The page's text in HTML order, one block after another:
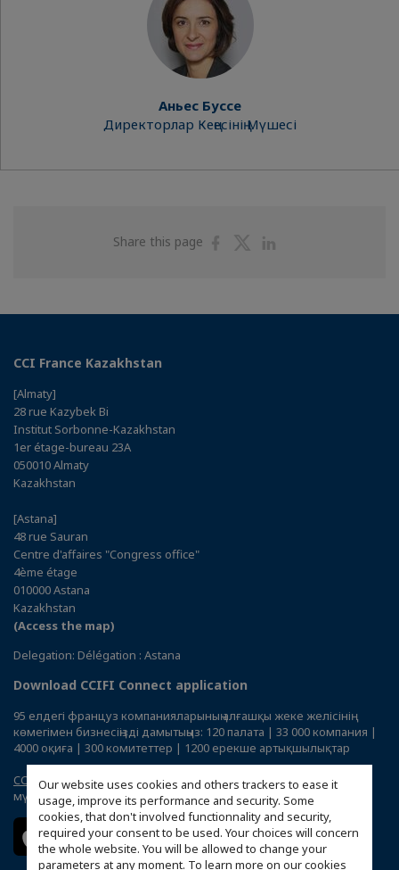
Our website uses cookies and others trackers to ease it
usage, improve its performance and security. Some
cookies, that don't involved functionnality and security,
required your consent to be used. Your choices will concern
the whole website. You will be allowed to change your
parameters at any moment. To learn more on our cookies
Аньес Буссе
Директорлар Кеңесінің Мүшесі
Share this page
ShareShare
CCI France Kazakhstan
[Almaty]
28 rue Kazybek Bi
Institut Sorbonne-Kazakhstan
1er étage-bureau 23A
050010 Almaty
Kazakhstan
[Astana]
48 rue Sauran
Centre d'affaires "Congress office"
4ème étage
010000 Astana
Kazakhstan
(Access the map)
Delegation: Délégation : Astana
Download CCIFI Connect application
95 елдегі француз компанияларының алғашқы жеке желісінің
көмегімен бизнесіңізді дамытыңыз: 120 палата | 33 000 компания |
4000 оқиға | 300 комитеттер | 1200 ерекше артықшылықтар
CCIFI Connectқосымшасы тек шетелдегі Француз СӨП
мүшелеріне қолжетімді.